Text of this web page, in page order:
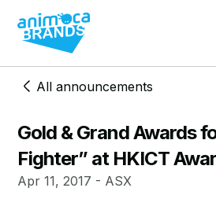
All announcements
Gold & Grand Awards
Fighter” at HKICT
Apr 11, 2017 - ASX